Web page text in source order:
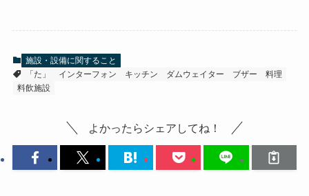
施設・設備に関すること
「た」
インターフォン キッチン ダムウェイター ブザー
料理
料飲施設
よかったらシェアしてね！